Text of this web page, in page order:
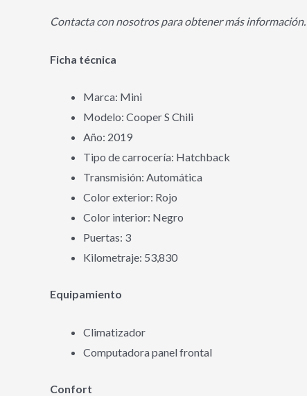
Contacta con nosotros para obtener más información.
Ficha técnica
Marca: Mini
Modelo: Cooper S Chili
Año: 2019
Tipo de carrocería: Hatchback
Transmisión: Automática
Color exterior: Rojo
Color interior: Negro
Puertas: 3
Kilometraje: 53,830
Equipamiento
Climatizador
Computadora panel frontal
Confort